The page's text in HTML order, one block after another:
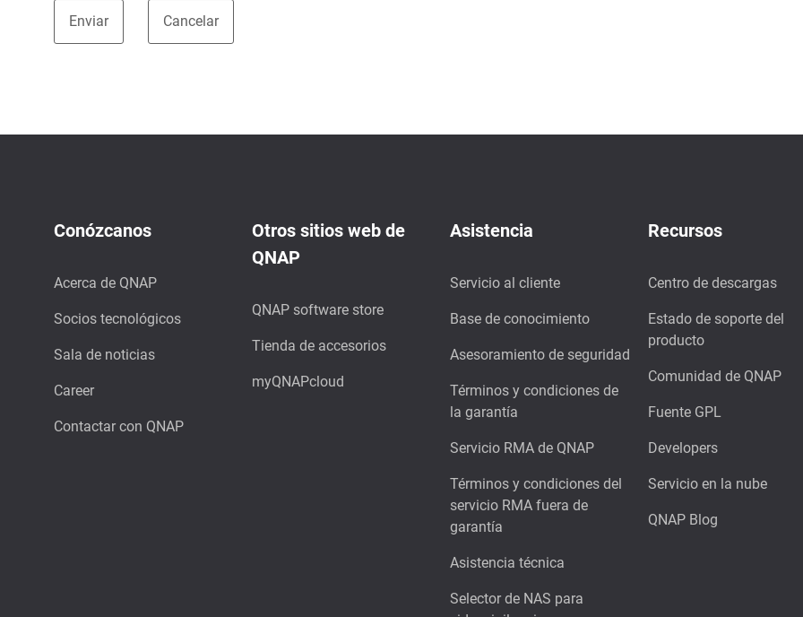
Conózcanos
Acerca de QNAP
Socios tecnológicos
Sala de noticias
Career
Contactar con QNAP
Otros sitios web de
QNAP
QNAP software store
Tienda de accesorios
myQNAPcloud
Asistencia
Servicio al cliente
Base de conocimiento
Asesoramiento de seguridad
Términos y condiciones de
la garantía
Servicio RMA de QNAP
Términos y condiciones del
servicio RMA fuera de
garantía
Asistencia técnica
Selector de NAS para
Recursos
Centro de descargas
Estado de soporte del
producto
Comunidad de QNAP
Fuente GPL
Developers
Servicio en la nube
QNAP Blog